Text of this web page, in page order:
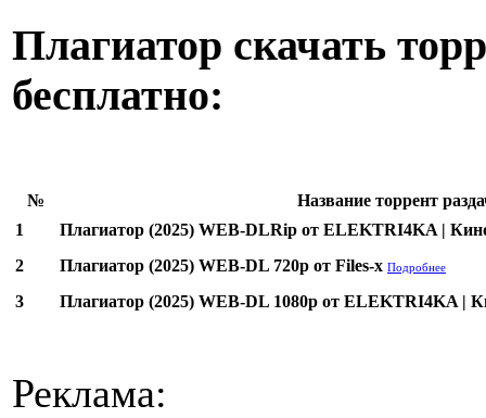
Плагиатор скачать
бесплатно:
№
Название торрент
1
Плагиатор (2025) WEB-DLRip от ELEKTRI4KA |
2
Плагиатор (2025) WEB-DL 720p от Files-x Подробнее
3 Плагиатор (2025) WEB-DL 1080p от ELEKTRI4KA |
Реклама: